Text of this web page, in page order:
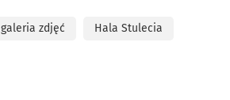
galeria zdjęć Hala Stulecia